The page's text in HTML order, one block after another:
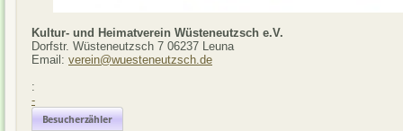
Kultur- und Heimatverein Wüsteneutzsch e.V.
Dorfstr. Wüsteneutzsch 7 06237 Leuna
Email: verein@wuesteneutzsch.de
:
-